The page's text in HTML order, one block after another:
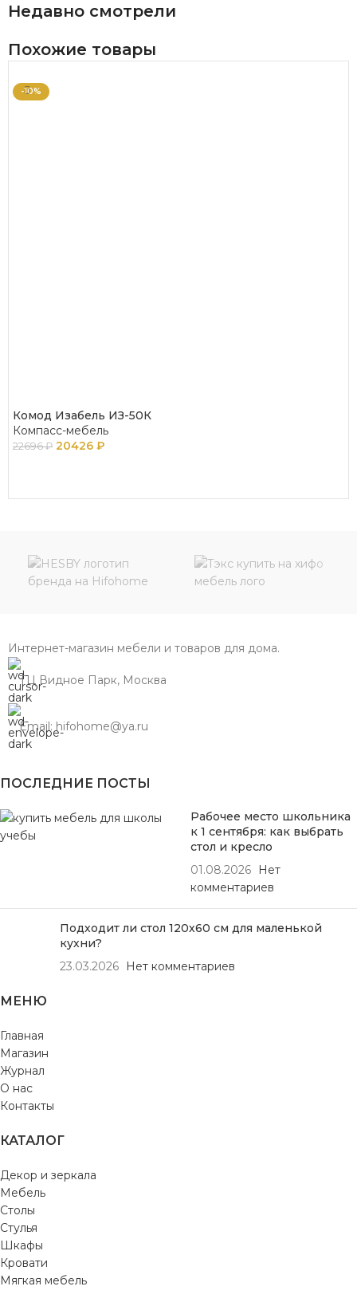
Недавно смотрели
Похожие товары
-10%
Комод Изабель ИЗ-50К
Компасс-мебель
22696₽ 20426 ₽
Интернет-магазин мебели и товаров для дома.
ТЦ Видное Парк, Москва
Email: hifohome@ya.ru
ПОСЛЕДНИЕ ПОСТЫ
Рабочее место школьника
к 1 сентября: как выбрать
стол и кресло
01.08.2026
Нет
комментариев
Подходит ли стол 120х60 см для маленькой
кухни?
23.03.2026
Нет комментариев
МЕНЮ
Главная
Магазин
Журнал
О нас
Контакты
КАТАЛОГ
Декор и зеркала
Мебель
Столы
Стулья
Шкафы
Кровати
Мягкая мебель